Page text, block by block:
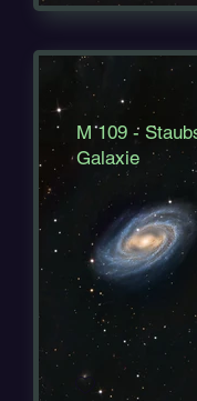
M 109 -
Galaxie